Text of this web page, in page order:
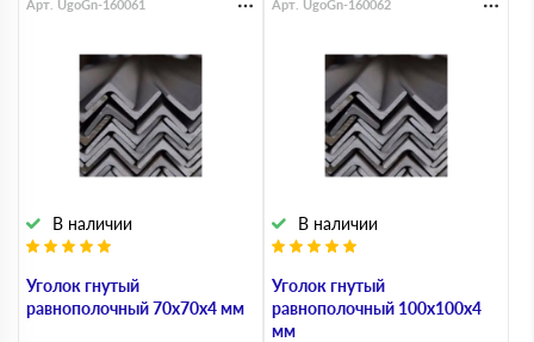
Уголок гнутый
равнополочный 70х70х4 мм
В наличии
Арт. UgoGn-160061
Уголок гнутый
равнополочный 100х100х4
мм
В наличии
Арт. UgoGn-160062